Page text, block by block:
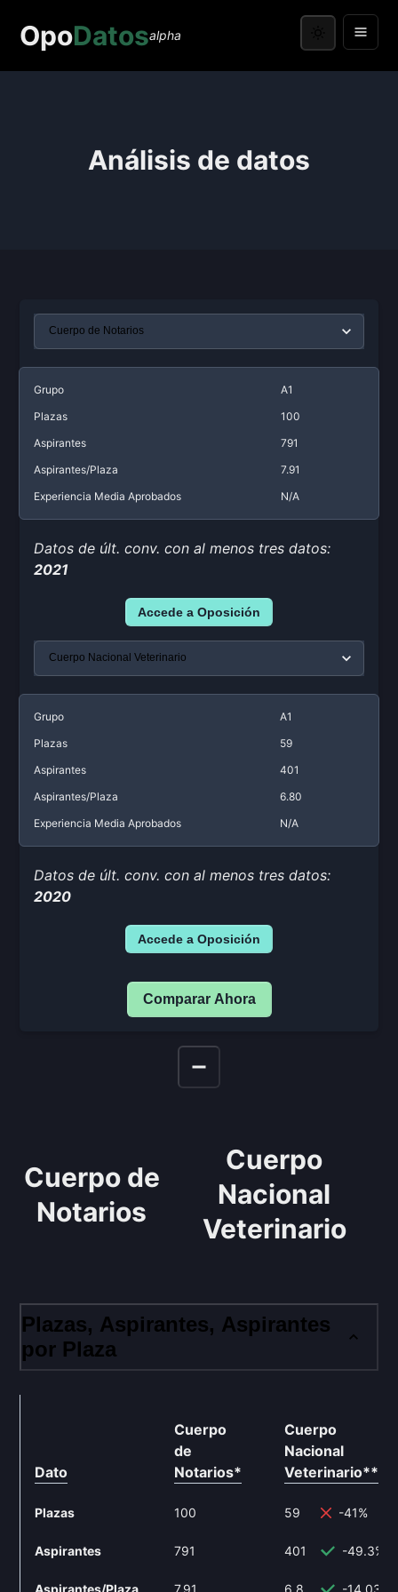
OpoDatosalpha
Análisis de datos
Grupo
A1
Plazas
100
Aspirantes
791
Aspirantes/Plaza
7.91
Experiencia Media Aprobados
N/A
Datos de últ. conv. con al menos tres datos:
2021
Accede a Oposición
Grupo
A1
Plazas
59
Aspirantes
401
Aspirantes/Plaza
6.80
Experiencia Media Aprobados
N/A
Datos de últ. conv. con al menos tres datos:
2020
Accede a Oposición
Comparar Ahora
Cuerpo de
Notarios
Cuerpo
Nacional
Veterinario
Plazas, Aspirantes, Aspirantes
por Plaza
Dato
Cuerpo
de
Notarios*
Plazas 100
Aspirantes 791
Aspirantes/Plaza 7.91
Cuerpo
Nacional
Veterinario**
59 -41%
401 -49.3%
6.8 -14.03%